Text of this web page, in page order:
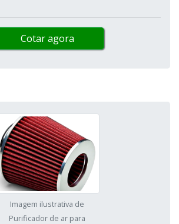
Cotar agora
Imagem ilustrativa de
Purificador de ar para